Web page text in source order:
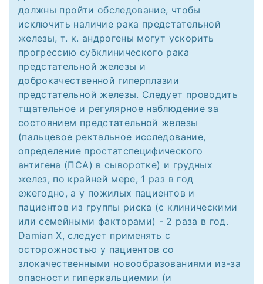
должны пройти обследование, чтобы
исключить наличие рака предстательной
железы, т. к. андрогены могут ускорить
прогрессию субклинического рака
предстательной железы и
доброкачественной гиперплазии
предстательной железы. Следует проводить
тщательное и регулярное наблюдение за
состоянием предстательной железы
(пальцевое ректальное исследование,
определение простатспецифического
антигена (ПСА) в сыворотке) и грудных
желез, по крайней мере, 1 раз в год
ежегодно, а у пожилых пациентов и
пациентов из группы риска (с клиническими
или семейными факторами) - 2 раза в год.
Damian X, следует применять с
осторожностью у пациентов со
злокачественными новообразованиями из-за
опасности гиперкальциемии (и